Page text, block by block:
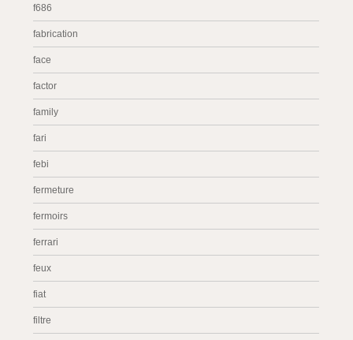
f686
fabrication
face
factor
family
fari
febi
fermeture
fermoirs
ferrari
feux
fiat
filtre